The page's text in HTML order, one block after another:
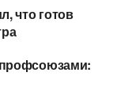
что готов